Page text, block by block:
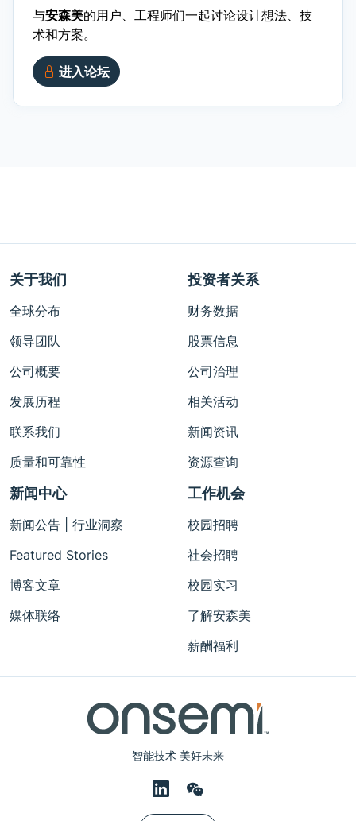
与安森美的用户、工程师们一起讨论设计想法、技
术和方案。
进入论坛
智能技术 美好未来
关于我们
全球分布
领导团队
公司概要
发展历程
联系我们
质量和可靠性
投资者关系
财务数据
股票信息
公司治理
相关活动
新闻资讯
资源查询
新闻中心
新闻公告 | 行业洞察
Featured Stories
博客文章
媒体联络
工作机会
校园招聘
社会招聘
校园实习
了解安森美
薪酬福利